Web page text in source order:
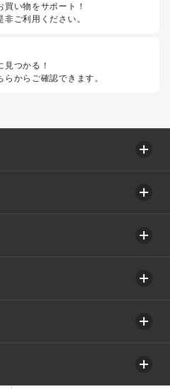
い物をサポート！
ご利用ください。
見つかる！
からご確認できます。